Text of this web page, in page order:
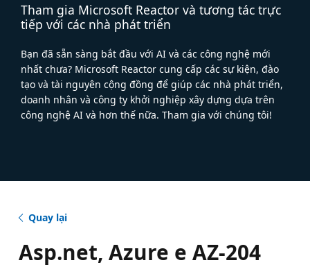
Tham gia Microsoft Reactor và tương tác trực
tiếp với các nhà phát triển
Bạn đã sẵn sàng bắt đầu với AI và các công nghệ mới
nhất chưa? Microsoft Reactor cung cấp các sự kiện, đào
tạo và tài nguyên cộng đồng để giúp các nhà phát triển,
doanh nhân và công ty khởi nghiệp xây dựng dựa trên
công nghệ AI và hơn thế nữa. Tham gia với chúng tôi!
Quay lại
Asp.net, Azure e AZ-204